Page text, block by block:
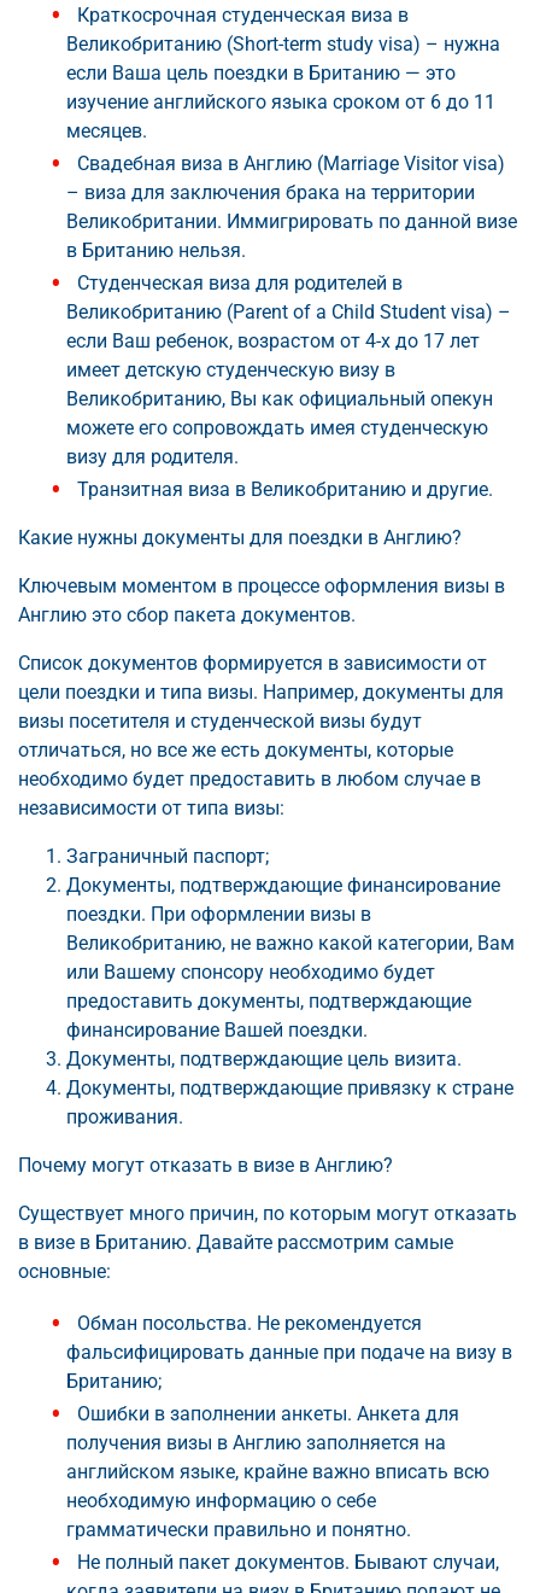
Краткосрочная студенческая виза в
Великобританию (Short-term study visa) – нужна
если Ваша цель поездки в Британию — это
изучение английского языка сроком от 6 до 11
месяцев.
Свадебная виза в Англию (Marriage Visitor visa)
– виза для заключения брака на территории
Великобритании. Иммигрировать по данной визе
в Британию нельзя.
Студенческая виза для родителей в
Великобританию (Parent of a Child Student visa) –
если Ваш ребенок, возрастом от 4-х до 17 лет
имеет детскую студенческую визу в
Великобританию, Вы как официальный опекун
можете его сопровождать имея студенческую
визу для родителя.
Транзитная виза в Великобританию и другие.
Какие нужны документы для поездки в Англию?
Ключевым моментом в процессе оформления визы в
Англию это сбор пакета документов.
Список документов формируется в зависимости от
цели поездки и типа визы. Например, документы для
визы посетителя и студенческой визы будут
отличаться, но все же есть документы, которые
необходимо будет предоставить в любом случае в
независимости от типа визы:
Заграничный паспорт;
Документы, подтверждающие финансирование
поездки. При оформлении визы в
Великобританию, не важно какой категории, Вам
или Вашему спонсору необходимо будет
предоставить документы, подтверждающие
финансирование Вашей поездки.
Документы, подтверждающие цель визита.
Документы, подтверждающие привязку к стране
проживания.
Почему могут отказать в визе в Англию?
Существует много причин, по которым могут отказать
в визе в Британию. Давайте рассмотрим самые
основные:
Обман посольства. Не рекомендуется
фальсифицировать данные при подаче на визу в
Британию;
Ошибки в заполнении анкеты. Анкета для
получения визы в Англию заполняется на
английском языке, крайне важно вписать всю
необходимую информацию о себе
грамматически правильно и понятно.
Не полный пакет документов. Бывают случаи,